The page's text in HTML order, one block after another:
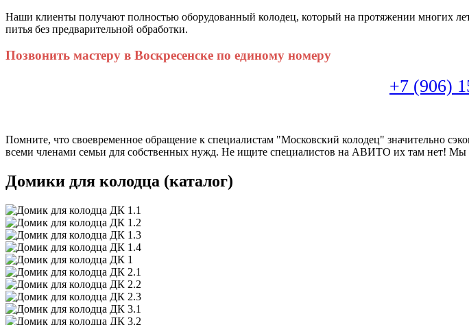
Наши клиенты получают полностью оборудованный колодец, который на протяжении многих
питья без предварительной обработки.
Позвонить мастеру в Воскресенске по единому номеру
+7 (906)
Помните, что своевременное обращение к специалистам "Московский колодец" значительно
всеми членами семьи для собственных нужд. Не ищите специалистов на АВИТО их там нет! Мы
Домики для колодца (каталог)